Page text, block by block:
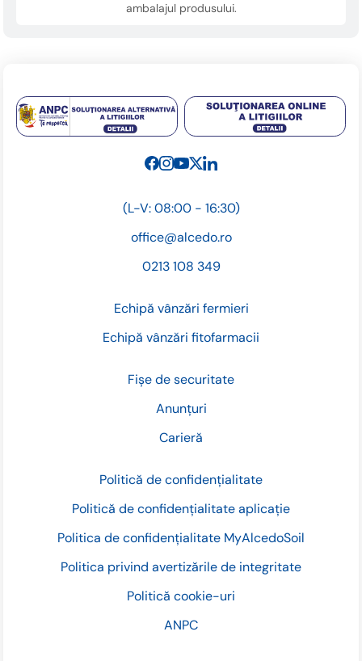
ambalajul produsului.
Fișe de securitate
Anunțuri
Carieră
Politică de confidențialitate
Politică de confidențialitate aplicație
Politica de confidențialitate MyAlcedoSoil
Politica privind avertizările de integritate
Politică cookie-uri
ANPC
(L-V: 08:00 - 16:30)
office@alcedo.ro
0213 108 349
Echipă vânzări fermieri
Echipă vânzări fitofarmacii